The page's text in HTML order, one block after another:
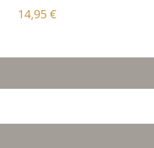
14,95€